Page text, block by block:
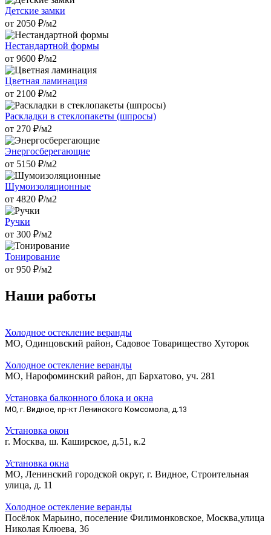
Детские замки
от 2050 ₽/м2
Нестандартной формы
от 9600 ₽/м2
Цветная ламинация
от 2100 ₽/м2
Раскладки в стеклопакеты (шпросы)
от 270 ₽/м2
Энергосберегающие
от 5150 ₽/м2
Шумоизоляционные
от 4820 ₽/м2
Ручки
от 300 ₽/м2
Тонирование
от 950 ₽/м2
Наши работы
Холодное остекление веранды
МО, Одинцовский район, Садовое Товарищество Хуторок
Холодное остекление веранды
МО, Нарофоминский район, дп Бархатово, уч. 281
Установка балконного блока и окна
МО, г. Видное, пр-кт Ленинского Комсомола, д.13
Установка окон
г. Москва, ш. Каширское, д.51, к.2
Установка окна
МО, Ленинский городской округ, г. Видное, Строительная
улица, д. 11
Холодное остекление веранды
Посёлок Марьино, поселение Филимонковское, Москва,улица
Николая Клюева, 36